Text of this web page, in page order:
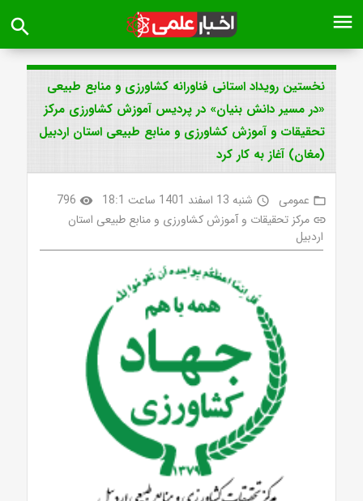
menu
search
نخستین رویداد استانی فناورانه کشاورزی و منابع طبیعی
«در مسیر دانش بنیان» در پردیس آموزش کشاورزی مرکز
تحقیقات و آموزش کشاورزی و منابع طبیعی استان اردبیل
(مغان) آغاز به کار کرد
folder_open عمومی access_time شنبه 13 اسفند 1401 ساعت 18:1 visibility
796
link مرکز تحقیقات و آموزش کشاورزی و منابع طبیعی استان
اردبیل